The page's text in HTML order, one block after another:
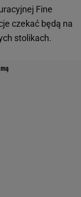
Fine
czekać będą na
stolikach.